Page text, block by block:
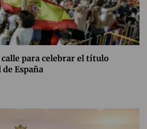
calle para celebrar el título
España